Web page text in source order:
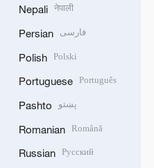
Nepali नेपाली
Persian فارسی
Polish Polski
Portuguese Português
Pashto پښتو
Romanian Română
Russian Русский